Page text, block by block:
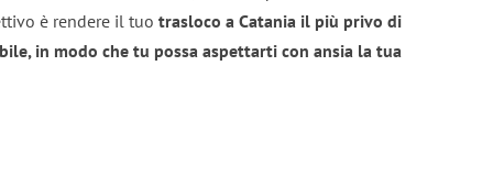
è rendere il tuo trasloco a Catania il più privo di
in modo che tu possa aspettarti con ansia la tua